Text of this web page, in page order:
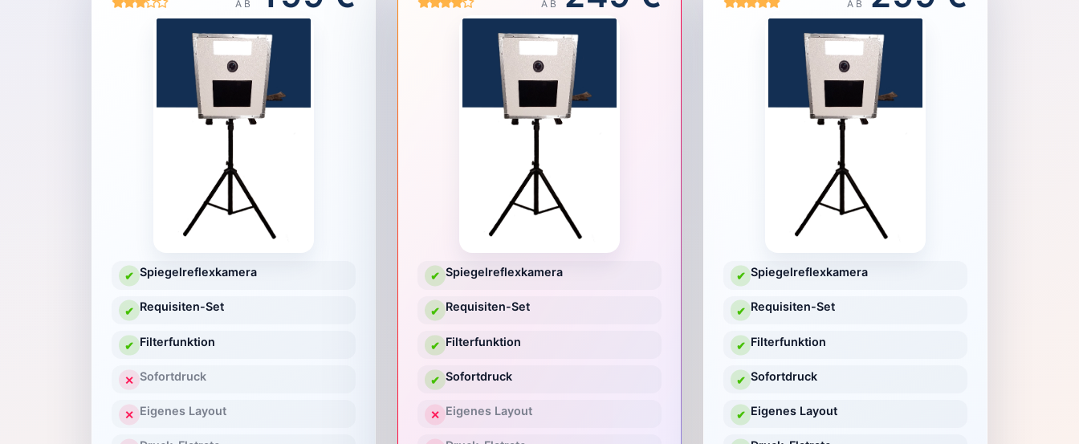
AB
✔ Spiegelreflexkamera
✔ Requisiten-Set
✔ Filterfunktion
✕ Sofortdruck
✕ Eigenes Layout
AB
✔ Spiegelreflexkamera
✔ Requisiten-Set
✔ Filterfunktion
✔ Sofortdruck
✕ Eigenes Layout
AB
✔ Spiegelreflexkamera
✔ Requisiten-Set
✔ Filterfunktion
✔ Sofortdruck
✔ Eigenes Layout